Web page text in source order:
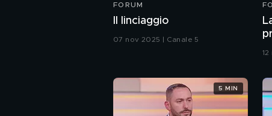
FORUM
Il linciaggio
07 nov 2025 | Canale 5
5 MIN